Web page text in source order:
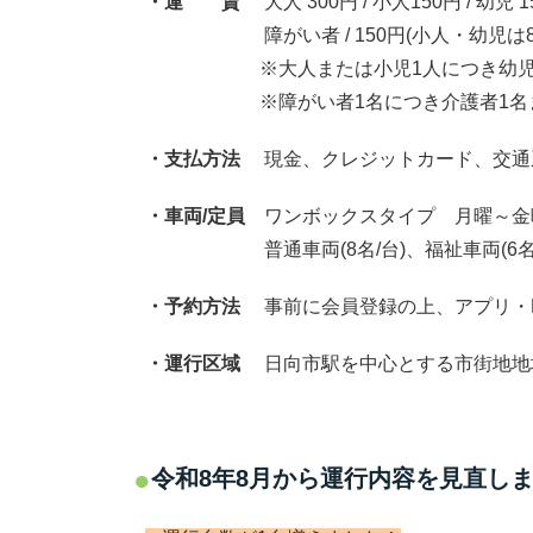
障がい者 / 150円(小人・幼児は80
※大人または小児1 人につき幼
※障がい者1名につき介護者1
・支払方法現金、クレジットカード、交通
・車両/定員 ワンボックスタイプ 月曜～
普通車両(8名/台)、福祉車両(6名
・予約方法事前に会員登録の上、アプリ・
・運行区域 日向市駅を中心とする市街地地
令和8年8月から運行内容を見直し